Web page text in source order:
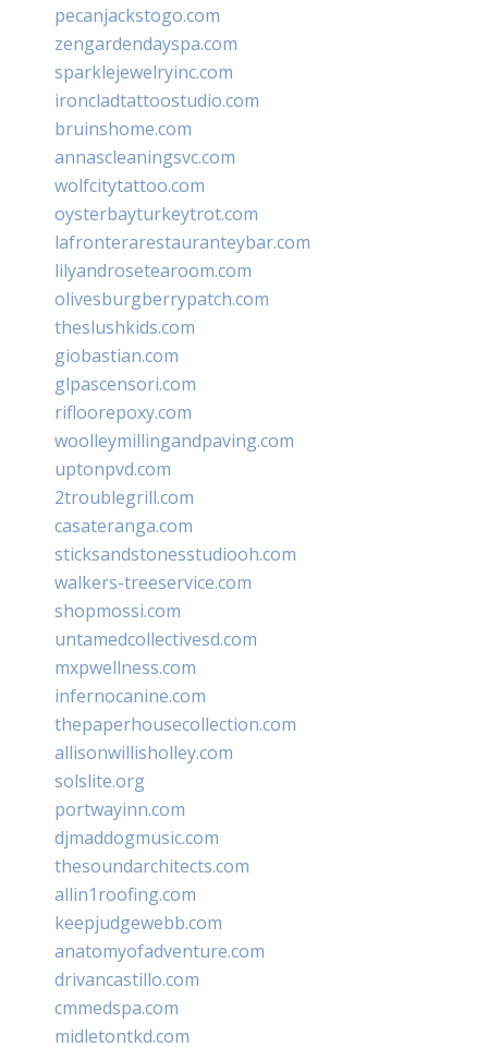
pecanjackstogo.com
zengardendayspa.com
sparklejewelryinc.com
ironcladtattoostudio.com
bruinshome.com
annascleaningsvc.com
wolfcitytattoo.com
oysterbayturkeytrot.com
lafronterarestauranteybar.com
lilyandrosetearoom.com
olivesburgberrypatch.com
theslushkids.com
giobastian.com
glpascensori.com
rifloorepoxy.com
woolleymillingandpaving.com
uptonpvd.com
2troublegrill.com
casateranga.com
sticksandstonesstudiooh.com
walkers-treeservice.com
shopmossi.com
untamedcollectivesd.com
mxpwellness.com
infernocanine.com
thepaperhousecollection.com
allisonwillisholley.com
solslite.org
portwayinn.com
djmaddogmusic.com
thesoundarchitects.com
allin1roofing.com
keepjudgewebb.com
anatomyofadventure.com
drivancastillo.com
cmmedspa.com
midletontkd.com